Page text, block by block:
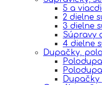
5 a
2 dielne
3 dielne
Súpravy
4 dielne
Dupačky,
Dupačky